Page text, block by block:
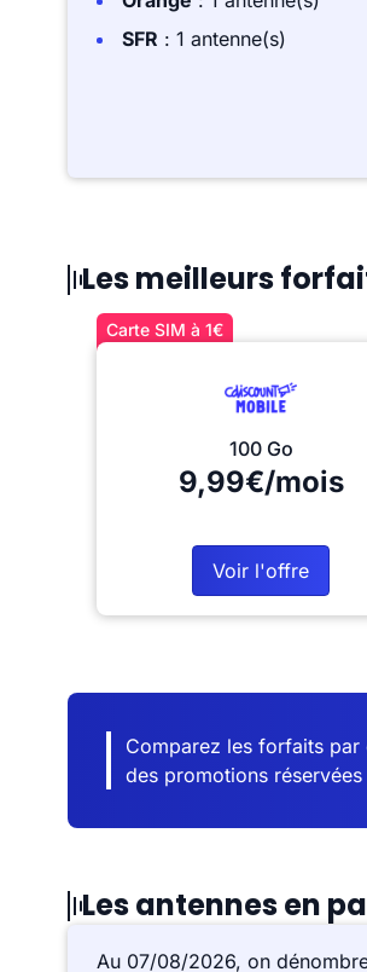
SFR : 1 antenne(s)
Les meilleurs
Carte SIM à 1€
100 Go
9,99€/mois
Voir l'offre
Comparez les forfaits
des promotions
Les antennes en
Au 07/08/2026, on